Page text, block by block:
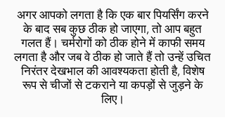
अगर आपको लगता है कि एक बार पियर्सिंग करने
के बाद सब कुछ ठीक हो जाएगा, तो आप बहुत
गलत हैं। चर्मरोगों को ठीक होने में काफी समय
लगता है और जब वे ठीक हो जाते हैं तो उन्हें उचित
निरंतर देखभाल की आवश्यकता होती है, विशेष
रूप से चीजों से टकराने या कपड़ों से जुड़ने के
लिए।